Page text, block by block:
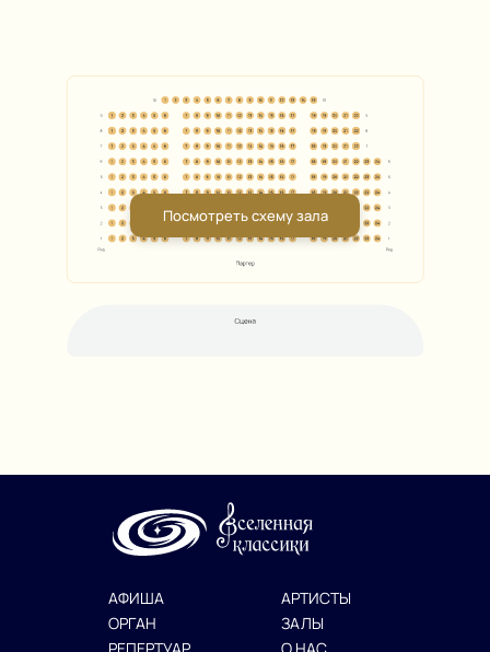
Посмотреть схему зала
АФИША
ОРГАН
АРТИСТЫ
ЗАЛЫ